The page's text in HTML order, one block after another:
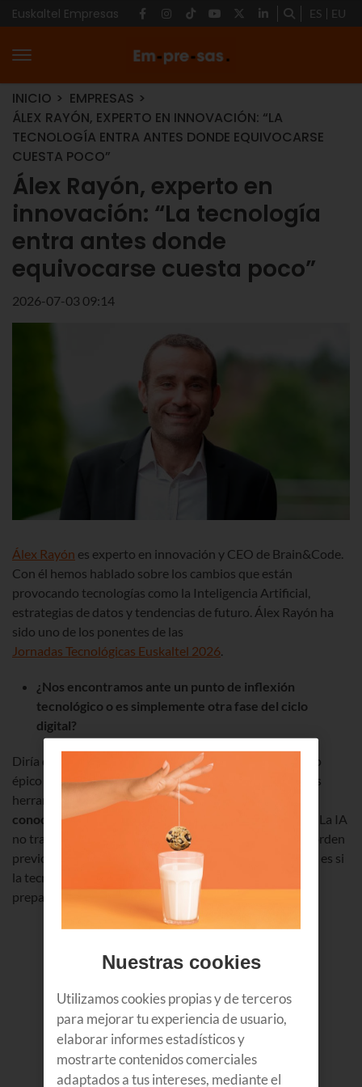
Euskaltel Empresas ES EU
INICIO
EMPRESAS
ÁLEX RAYÓN, EXPERTO EN INNOVACIÓN: “LA
TECNOLOGÍA ENTRA ANTES DONDE EQUIVOCARSE
CUESTA POCO”
Álex Rayón, experto en
innovación: “La tecnología
entra antes donde
equivocarse cuesta poco”
2026-07-03 09:14
Álex Rayón es experto en innovación y CEO de Brain&Code.
Con él hemos hablado sobre los cambios que están
provocando tecnologías como la Inteligencia Artificial,
estrategias de datos y tendencias de futuro. Álex Rayón ha
sido uno de los ponentes de las
Jornadas Tecnológicas Euskaltel 2026.
¿Nos encontramos ante un punto de inflexión
tecnológico o es simplemente otra fase del ciclo
digital?
Diría que sí hay punto de inflexión, pero no en el sentido
épico que suele venderse. La novedad no está solo en las
herramientas, sino en quecambia el coste de producir
conocimiento, automatizar tareas y tomar decisiones
. La IA
no transforma por sí sola: amplifica la madurez o el desorden
previo de cada organización. Por eso la pregunta real no es si
la tecnología cambia mucho, sino si las empresas están
preparadas para cambiar con ella.
Nuestras cookies
Utilizamos cookies propias y de terceros
para mejorar tu experiencia de usuario,
elaborar informes estadísticos y
mostrarte contenidos comerciales
adaptados a tus intereses, mediante el